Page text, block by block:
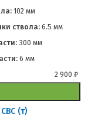
102 мм
ствола:6.5 мм
300 мм
6 мм
2 900₽
(т)